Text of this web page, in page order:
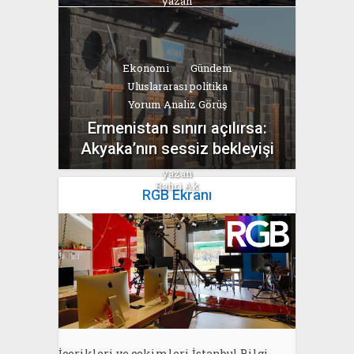
Bahri Ak
Ekonomi
Gündem
Uluslararası politika
Yorum Analiz Görüş
Ermenistan sınırı açılırsa:
Akyaka’nın sessiz bekleyişi
yazan
Bahri Ak
RGB Ekranı